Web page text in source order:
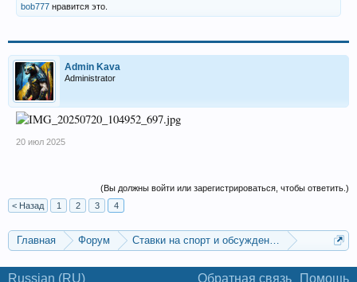
bob777 нравится это.
Admin Kava
Administrator
20 июл 2025
(Вы должны войти или зарегистрироваться, чтобы ответить.)
< Назад
1 2 3 4
Главная Форум
Ставки на спорт и обсуждение спортивных
Russian (RU) Обратная связь Помощь